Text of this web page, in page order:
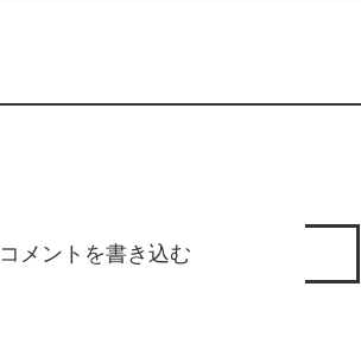
コメントを書き込む